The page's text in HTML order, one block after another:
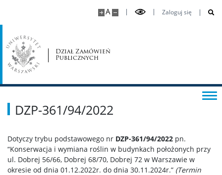
A Zaloguj się
Dział Zamówień
Publicznych
Komunikaty, przepisy wewnętrzne
Umowy ogólnouniwersyteckie
Wzory dokumentów
ZESPÓŁ
DZP-361/94/2022
Dotyczy trybu podstawowego nr DZP-361/94/2022 pn.
“Konserwacja i wymiana roślin w budynkach położonych przy
ul. Dobrej 56/66, Dobrej 68/70, Dobrej 72 w Warszawie w
okresie od dnia 01.12.2022r. do dnia 30.11.2024r.” (Termin